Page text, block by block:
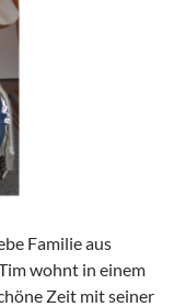
Familie aus
wohnt in einem
Zeit mit seiner